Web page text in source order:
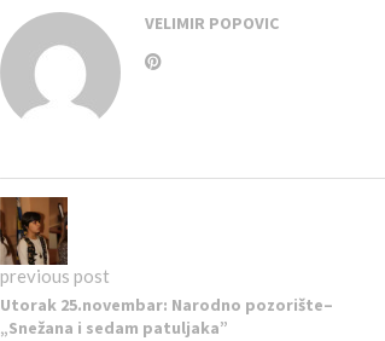
VELIMIR POPOVIC
previous post
Utorak 25.novembar: Narodno pozorište–
„Snežana i sedam patuljaka”